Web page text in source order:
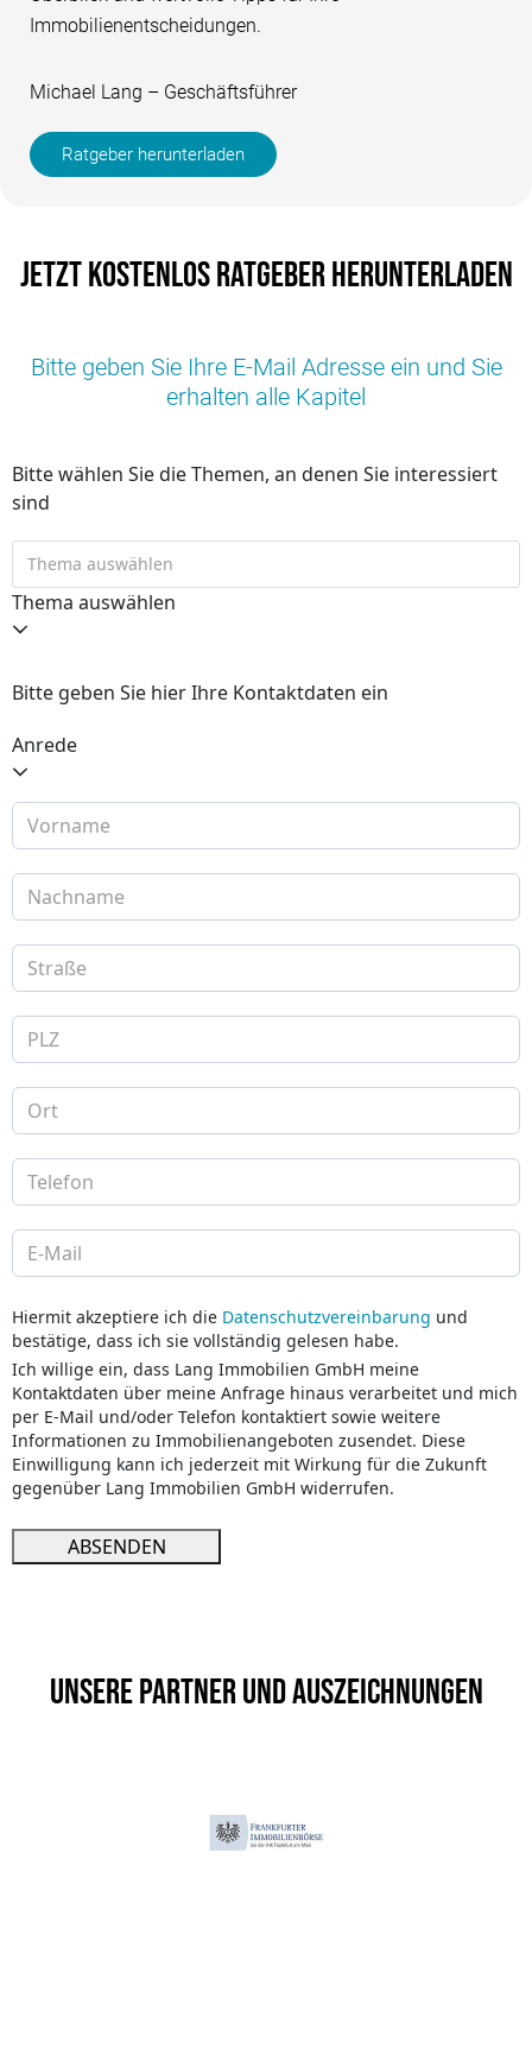
Immobilienentscheidungen.
Michael Lang – Geschäftsführer
Ratgeber herunterladen
Jetzt kostenlos Ratgeber herunterladen
Bitte geben Sie Ihre E-Mail Adresse ein und Sie
erhalten alle Kapitel
Bitte wählen Sie die Themen, an denen Sie interessiert
sind
Thema auswählen
Bitte geben Sie hier Ihre Kontaktdaten ein
Anrede
Hiermit akzeptiere ich die Datenschutzvereinbarung und
bestätige, dass ich sie vollständig gelesen habe.
Ich willige ein, dass Lang Immobilien GmbH meine
Kontaktdaten über meine Anfrage hinaus verarbeitet und mich
per E-Mail und/oder Telefon kontaktiert sowie weitere
Informationen zu Immobilienangeboten zusendet. Diese
Einwilligung kann ich jederzeit mit Wirkung für die Zukunft
gegenüber Lang Immobilien GmbH widerrufen.
ABSENDEN
Unsere Partner und Auszeichnungen